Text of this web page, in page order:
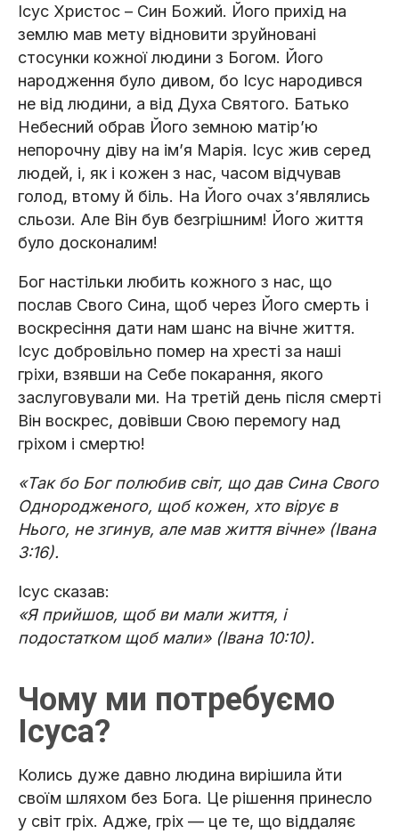
Ісус Христос – Син Божий. Його прихід на
землю мав мету відновити зруйновані
стосунки кожної людини з Богом. Його
народження було дивом, бо Ісус народився
не від людини, а від Духа Святого. Батько
Небесний обрав Його земною матірʼю
непорочну діву на імʼя Марія. Ісус жив серед
людей, і, як і кожен з нас, часом відчував
голод, втому й біль. На Його очах зʼявлялись
сльози. Але Він був безгрішним! Його життя
було досконалим!
Бог настільки любить кожного з нас, що
послав Свого Сина, щоб через Його смерть і
воскресіння дати нам шанс на вічне життя.
Ісус добровільно помер на хресті за наші
гріхи, взявши на Себе покарання, якого
заслуговували ми. На третій день після смерті
Він воскрес, довівши Свою перемогу над
гріхом і смертю!
«Так бо Бог полюбив світ, що дав Сина Свого
Однородженого, щоб кожен, хто вірує в
Нього, не згинув, але мав життя вічне» (Івана
3:16).
Ісус сказав:
«Я прийшов, щоб ви мали життя, і
подостатком щоб мали» (Івана 10:10).
Чому ми потребуємо
Ісуса?
Колись дуже давно людина вирішила йти
своїм шляхом без Бога. Це рішення принесло
у світ гріх. Адже, гріх — це те, що віддаляє